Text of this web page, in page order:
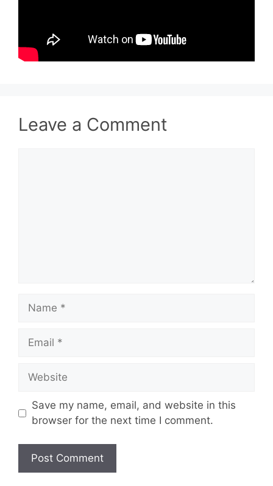
Leave a Comment
Name
Email
Website
Save my name, email, and website in this
browser for the next time I comment.